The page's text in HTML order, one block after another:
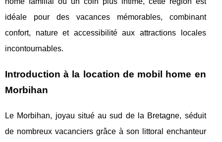
idéale pour des vacances mémorables, combinant
confort, nature et accessibilité aux attractions locales
incontournables.
Introduction à la location de mobil home en
Morbihan
Le Morbihan, joyau situé au sud de la Bretagne, séduit
de nombreux vacanciers grâce à son littoral enchanteur